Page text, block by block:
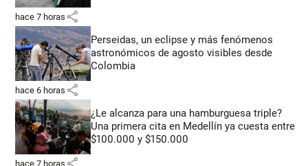
hace 7 horas share
Perseidas, un eclipse y más fenómenos
astronómicos de agosto visibles desde
Colombia
hace 6 horas share
¿Le alcanza para una hamburguesa triple?
Una primera cita en Medellín ya cuesta entre
$100.000 y $150.000
hace 7 horas